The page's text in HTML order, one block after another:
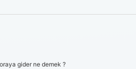
gider ne demek ?